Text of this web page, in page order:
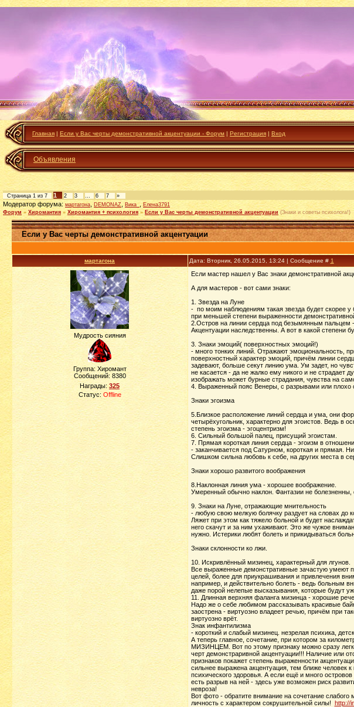
Главная | Если у Вас черты демонстративной акцентуации - Форум | Регистрация | Вход
Объявления
Страница 1 из 7 1 2 3 … 6 7 »
Модератор форума:мартагона DEMONAZ Вика_ ,Елена3791
Форум » Хиромантия » Хиромантия + психология » Если у Вас черты демонстративной акцентуации (Знаки и советы психолога!)
Если у Вас черты демонстративной акцентуации
мартагона Дата: Вторник, 26.05.2015, 13:24 | Сообщение # 1
Мудрость сияния
Группа: Хиромант
Сообщений: 8380
Награды:325
Статус: Offline
Если мастер нашел у Вас знаки демонстративной
А для мастеров - вот сами знаки:
1. Звезда на Луне
- по моим наблюдениям такая звезда будет скорее у
при меньшей степени выраженности
2.Остров на линии сердца под безымянным пальцем
Акцентуации наследственны. А вот в какой степени
3. Знаки эмоций( поверхностных эмоций!)
- много тонких линий. Отражают эмоциональность,
поверхностный характер эмоций, причём линии
задевают, больше секут линию ума. Ум задет, но
не касается - да не жалко ему никого и не страдает
изображать может бурные страдания, чувства на
4. Выраженный пояс Венеры, с разрывами или плохо
Знаки эгоизма
5.Близкое расположение линий сердца и ума, они
четырёхугольник, характерно для эгоистов. Ведь в
степень эгоизма - эгоцентризм!
6. Сильный большой палец, присущий эгоистам.
7. Прямая короткая линия сердца - эгоизм в
- заканчивается под Сатурном, короткая и прямая.
Слишком сильна любовь к себе, на других места в
Знаки хорошо развитого воображения
8.Наклонная линия ума - хорошее воображение.
Умеренный обычно наклон. Фантазии не
9. Знаки на Луне, отражающие мнительность
- любую свою мелкую болячку раздует на словах до
Ляжет при этом как тяжело больной и будет
него скачут и за ним ухаживают. Это же чужое
нужно. Истерики любят болеть и прикидываться
Знаки склонности ко лжи.
10. Искривлённый мизинец, характерный для лгунов.
Все выраженные демонстративные зачастую умеют
целей, более для приукрашивания и привлечения
например, и действительно болеть - ведь больным
даже порой нелепые высказывания, которые будут
11. Длинная верхняя фаланга мизинца - хорошие
Надо же о себе любимом рассказывать красивые
заострена - виртуозно владеет речью, причём при
виртуозно врёт.
Знак инфантилизма
- короткий и слабый мизинец. незрелая психика,
А теперь главное, сочетание, при котором за
МИЗИНЦЕМ. Вот по этому признаку можно сразу
черт демонстраривной акцентуации!!! Наличие или
признаков покажет степень выраженности
сильнее выражена акцентуация, тем ближе человек
психического здоровья. А если ещё и много
есть разрыв на ней - здесь уже возможен риск
невроза!
Вот фото - обратите внимание на сочетание
личность с характером сокрушительной силы! http://